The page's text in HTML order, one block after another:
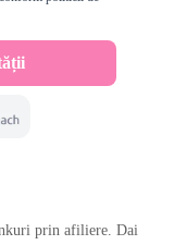
prin afiliere. Dai